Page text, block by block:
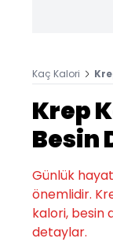
Kaç Kalori
Krep
Besin
Günlük
önemlidir.
kalori, besin
detaylar.